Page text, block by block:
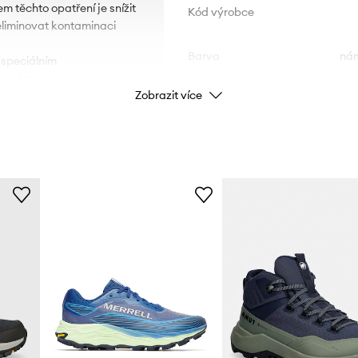
těchto opatření je snížit
kontaminaci
i při delší aktivitě.
maximální přilnavost
Kód výrobce
Značka
Zobrazit více